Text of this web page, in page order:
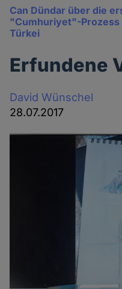
Can Dündar über die
"Cumhuriyet"-Prozess
Türkei
Erfundene
David Wünschel
28.07.2017